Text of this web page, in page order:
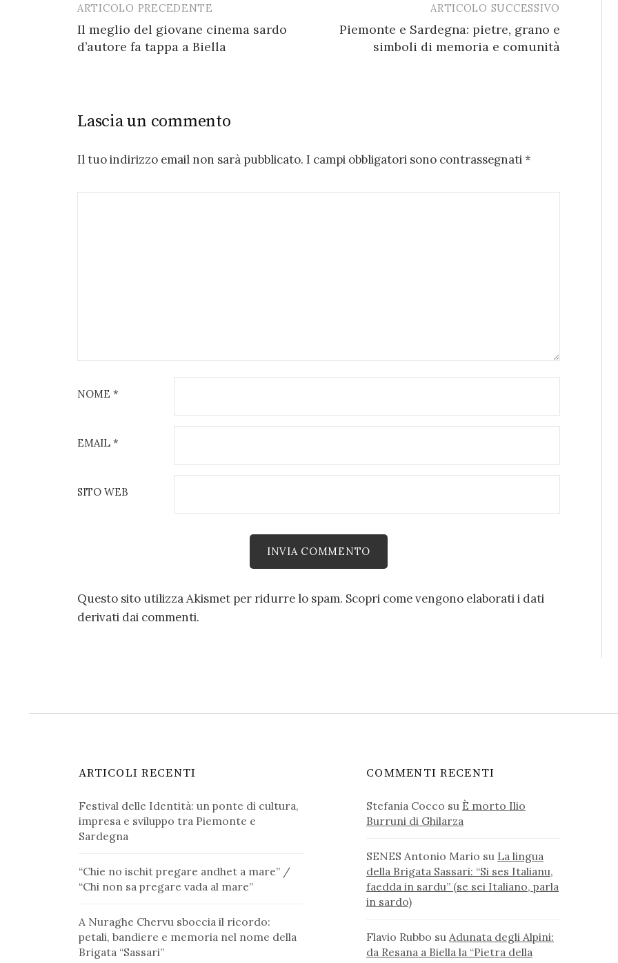
Post
navigation
ARTICOLO PRECEDENTE
Il meglio del giovane cinema sardo
d’autore fa tappa a Biella
ARTICOLO SUCCESSIVO
Piemonte e Sardegna: pietre, grano e
simboli di memoria e comunità
Lascia un commento
Il tuo indirizzo email non sarà pubblicato. I campi obbligatori sono contrassegnati*
NOME *
EMAIL *
SITO WEB
Questo sito utilizza Akismet per ridurre lo spam. Scopri come vengono elaborati i dati
derivati dai commenti.
ARTICOLI RECENTI
Festival delle Identità: un ponte di cultura,
impresa e sviluppo tra Piemonte e
Sardegna
“Chie no ischit pregare andhet a mare” /
“Chi non sa pregare vada al mare”
A Nuraghe Chervu sboccia il ricordo:
petali, bandiere e memoria nel nome della
Brigata “Sassari”
COMMENTI RECENTI
Stefania Cocco su È morto Ilio
Burruni di Ghilarza
SENES Antonio Mario su La lingua
della Brigata Sassari: “Si ses Italianu,
faedda in sardu” (se sei Italiano, parla
in sardo)
Flavio Rubbo su Adunata degli Alpini:
da Resana a Biella la “Pietra della